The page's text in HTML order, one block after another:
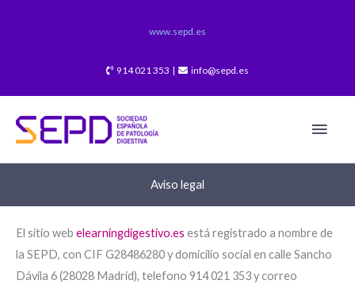
www.sepd.es
914 021 353 | info@sepd.es
Aviso legal
El sitio web elearningdigestivo.es está registrado a nombre de
la SEPD, con CIF G28486280 y domicilio social en calle Sancho
Dávila 6 (28028 Madrid), telefono 914 021 353 y correo